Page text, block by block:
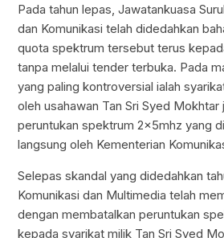
Pada tahun lepas, Jawatankuasa
dan Komunikasi telah didedahkan
quota spektrum tersebut terus
tanpa melalui tender terbuka. Pada
yang paling kontroversial ialah
oleh usahawan Tan Sri Syed
peruntukan spektrum 2x5mhz yang
langsung oleh Kementerian
Selepas skandal yang didedahkan
Komunikasi dan Multimedia telah
dengan membatalkan peruntukan
kepada syarikat milik Tan Sri Syed